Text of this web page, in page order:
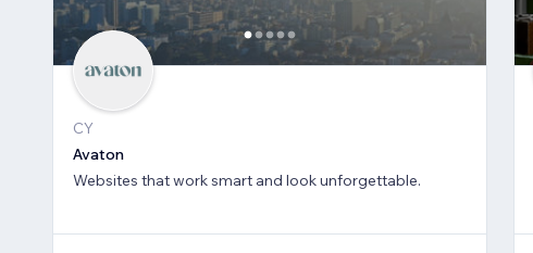
CY
Avaton
Websites that work smart and look unforgettable.